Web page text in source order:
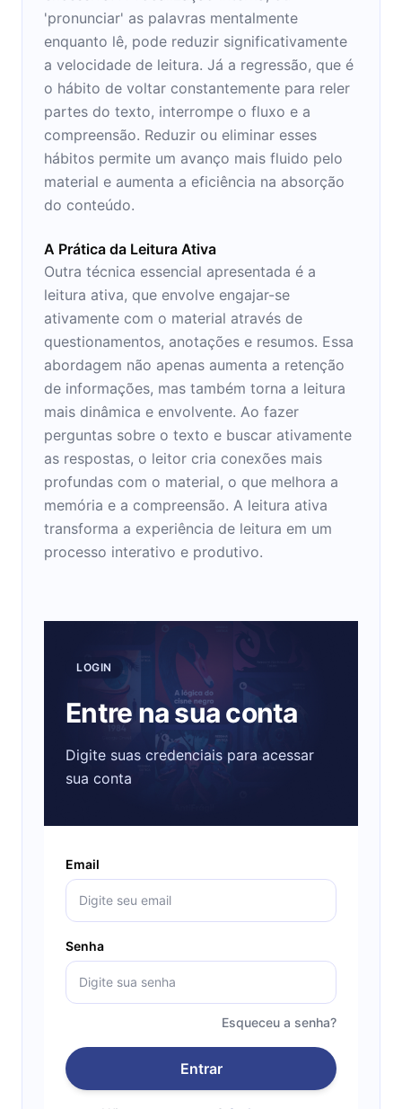
'pronunciar' as palavras mentalmente
enquanto lê, pode reduzir significativamente
a velocidade de leitura. Já a regressão, que é
o hábito de voltar constantemente para reler
partes do texto, interrompe o fluxo e a
compreensão. Reduzir ou eliminar esses
hábitos permite um avanço mais fluido pelo
material e aumenta a eficiência na absorção
do conteúdo.
A Prática da Leitura Ativa
Outra técnica essencial apresentada é a
leitura ativa, que envolve engajar-se
ativamente com o material através de
questionamentos, anotações e resumos. Essa
abordagem não apenas aumenta a retenção
de informações, mas também torna a leitura
mais dinâmica e envolvente. Ao fazer
perguntas sobre o texto e buscar ativamente
as respostas, o leitor cria conexões mais
profundas com o material, o que melhora a
memória e a compreensão. A leitura ativa
transforma a experiência de leitura em um
processo interativo e produtivo.
LOGIN
Entre na sua conta
Digite suas credenciais para acessar
sua conta
Email
Senha
Esqueceu a senha?
Entrar